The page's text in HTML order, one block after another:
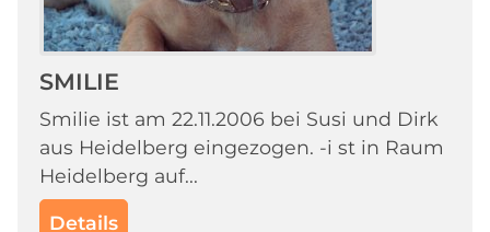
SMILIE
Smilie ist am 22.11.2006 bei Susi und Dirk
aus Heidelberg eingezogen. -i st in Raum
Heidelberg auf...
Details